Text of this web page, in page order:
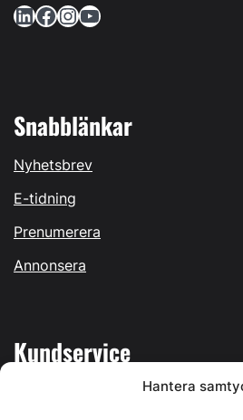
Hantera
LinkedIn Facebook InstagramYouTube
Snabblänkar
Nyhetsbrev
E-tidning
Prenumerera
Annonsera
Kundservice